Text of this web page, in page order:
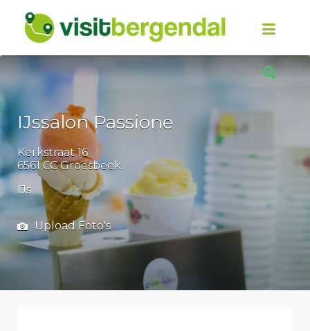
Zoek
naar:
Zoek
naar:
IJssalon Passione
Kerkstraat 16
6561 CC Groesbeek
IJs
Upload Foto's